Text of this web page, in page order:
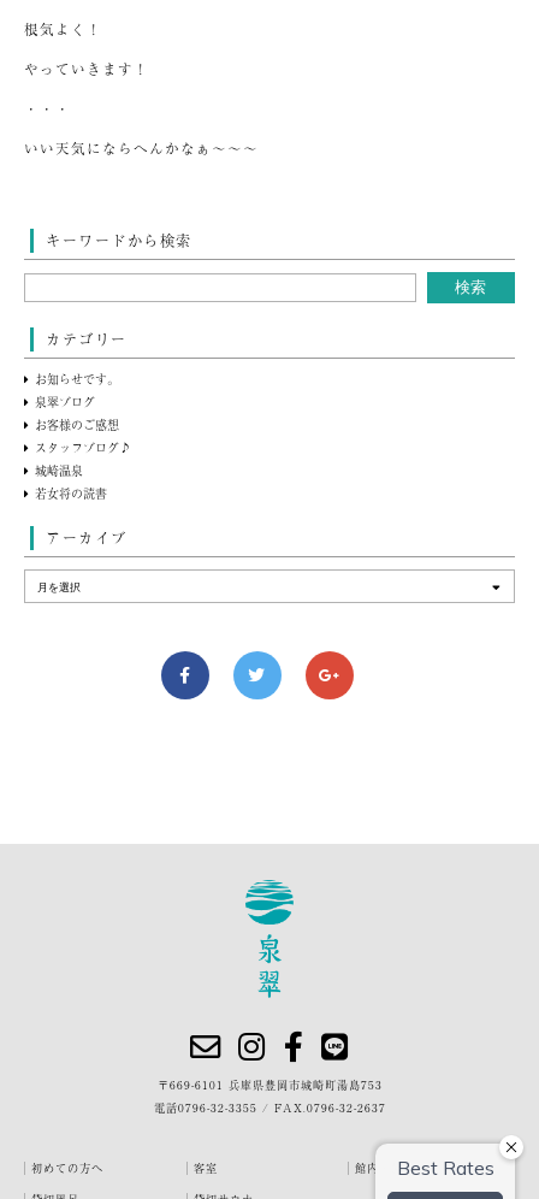
根気よく！
やっていきます！
・・・
いい天気にならへんかなぁ～～～
キーワードから検索
カテゴリー
お知らせです。
泉翠ブログ
お客様のご感想
スタッフブログ♪
城崎温泉
若女将の読書
アーカイブ
〒669-6101 兵庫県豊岡市城崎町湯島753
電話0796-32-3355 / FAX.0796-32-2637
初めての方へ 客室
館内・施設